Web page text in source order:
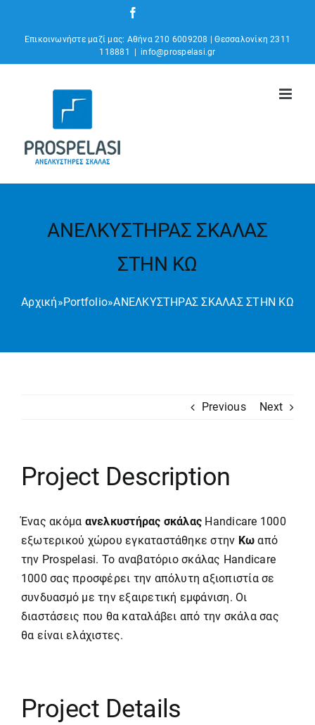
περιεχόμενο
Επικοινωνήστε μαζί μας: Αθήνα 210 6009208 | Θεσσαλονίκη 2311
118881
info@prospelasi.gr
ΑΝΕΛΚΥΣΤΗΡΑΣ ΣΚΑΛΑΣ
ΣΤΗΝ ΚΩ
Αρχική»Portfolio»ΑΝΕΛΚΥΣΤΗΡΑΣ ΣΚΑΛΑΣ ΣΤΗΝ ΚΩ
Previous Next
Project Description
Ένας ακόμα ανελκυστήρας σκάλας Handicare 1000
εξωτερικού χώρου εγκαταστάθηκε στην Κω από
την Prospelasi. Το αναβατόριο σκάλας Handicare
1000 σας προσφέρει την απόλυτη αξιοπιστία σε
συνδυασμό με την εξαιρετική εμφάνιση. Οι
διαστάσεις που θα καταλάβει από την σκάλα σας
θα είναι ελάχιστες.
Project Details